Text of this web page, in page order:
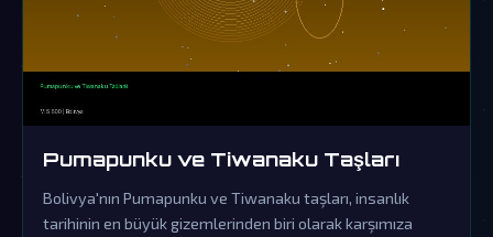
Pumapunku ve Tiwanaku Taşları
Bolivya'nın Pumapunku ve Tiwanaku taşları, insanlık
tarihinin en büyük gizemlerinden biri olarak karşımıza